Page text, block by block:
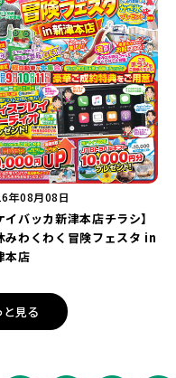
年08月08日
イバッカ新津本店チラシ】
みわくわく冒険フェスタ in
本店
見る